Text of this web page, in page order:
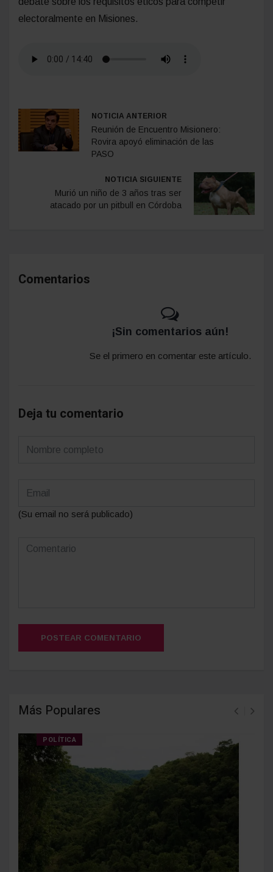
electoralmente en Misiones.
NOTICIA ANTERIOR
Reunión de Encuentro Misionero:
Rovira apoyó eliminación de las
PASO
NOTICIA SIGUIENTE
Murió un niño de 3 años tras ser
atacado por un pitbull en Córdoba
Comentarios
¡Sin comentarios aún!
Se el primero en comentar este artículo.
Deja tu comentario
(Su email no será publicado)
POSTEAR COMENTARIO
Más Populares
POLÍTICA